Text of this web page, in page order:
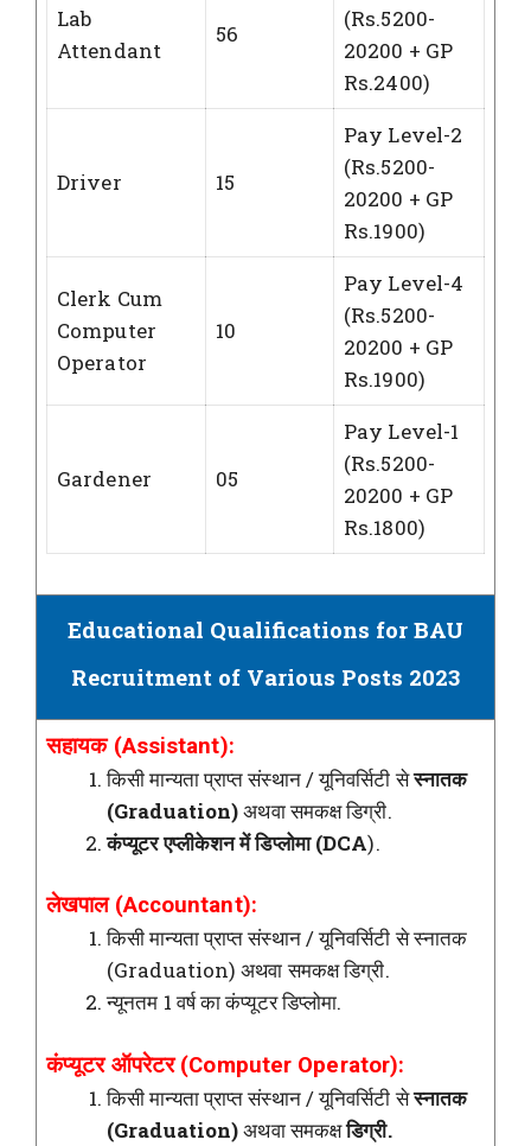
Lab
Attendant
56
(Rs.5200-
20200 + GP
Rs.2400)
Driver 15
Pay Level-2
(Rs.5200-
20200 + GP
Rs.1900)
Clerk Cum
Computer
Operator
10
Pay Level-4
(Rs.5200-
20200 + GP
Rs.1900)
Gardener 05
Pay Level-1
(Rs.5200-
20200 + GP
Rs.1800)
Educational Qualifications for BAU
Recruitment of Various Posts 2023
सहायक (Assistant):
किसी मान्यता प्राप्त संस्थान / यूनिवर्सिटी सेस्नातक
(Graduation)अथवा समकक्ष डिग्री.
कंप्यूटर एप्लीकेशन में डिप्लोमा (DCA).
लेखपाल (Accountant):
किसी मान्यता प्राप्त संस्थान / यूनिवर्सिटी से स्नातक
(Graduation) अथवा समकक्ष डिग्री.
न्यूनतम 1 वर्ष का कंप्यूटर डिप्लोमा.
कंप्यूटर ऑपरेटर (Computer Operator):
किसी मान्यता प्राप्त संस्थान / यूनिवर्सिटी सेस्नातक
(Graduation)अथवा समकक्षडिग्री.